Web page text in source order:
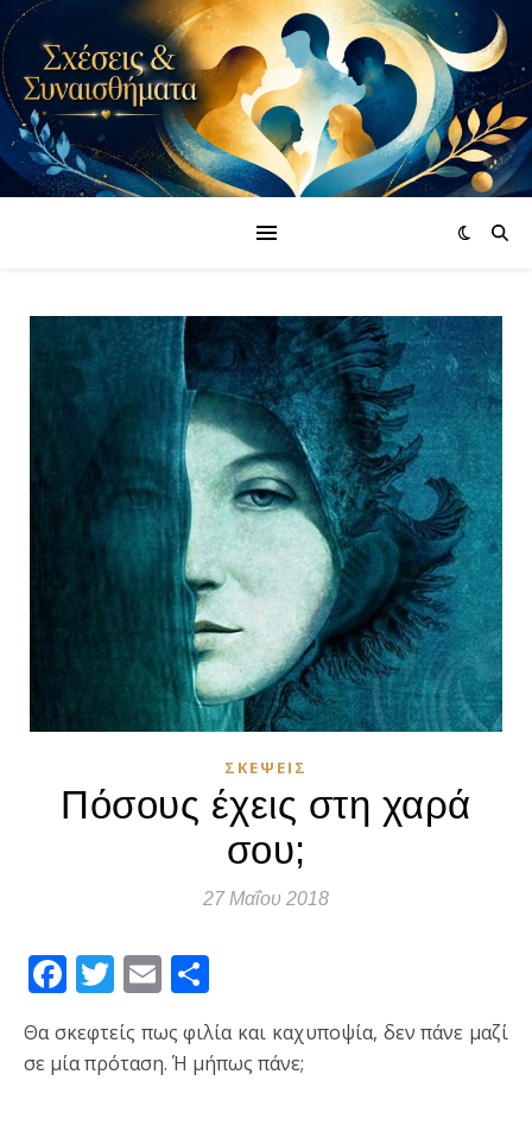
ΣΚΈΨΕΙΣ
Πόσους έχεις στη χαρά
σου;
27 Μαΐου 2018
Facebook
Twitter
Email
Θα σκεφτείς πως φιλία και καχυποψία, δεν πάνε μαζί
σε μία πρόταση. Ή μήπως πάνε;